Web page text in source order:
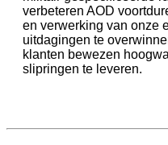
verbeteren AOD
en verwerking van onze
uitdagingen te
klanten bewezen
slipringen te leveren.